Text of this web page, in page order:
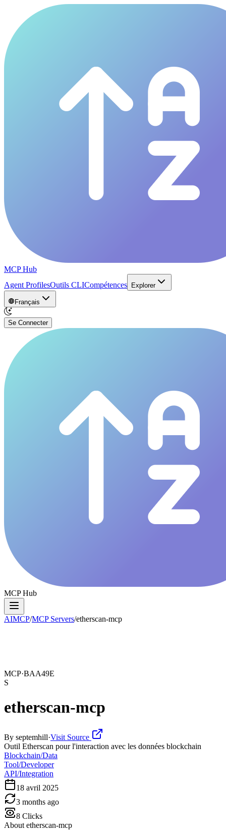
MCP Hub
Agent ProfilesOutils CLICompétences Explorer
Français
Se Connecter
MCP Hub
AIMCP/MCP Servers/etherscan-mcp
MCP·BAA49E
S
etherscan-mcp
By septemhill·Visit Source
Outil Etherscan pour l'interaction avec les données blockchain
Blockchain/Data
Tool/Developer
API/Integration
18 avril 2025
3 months ago
8 Clicks
About etherscan-mcp